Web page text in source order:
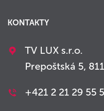
KONTAKTY
TV LUX s.r.o.
Prepoštská 5,
+421 2 21 29 55